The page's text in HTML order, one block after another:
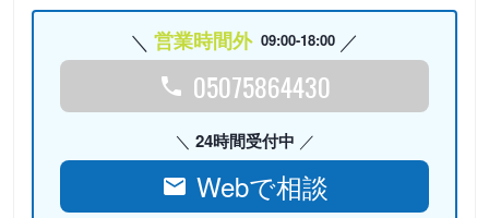
営業時間外 09:00-18:00
05075864430
24時間受付中
Webで相談